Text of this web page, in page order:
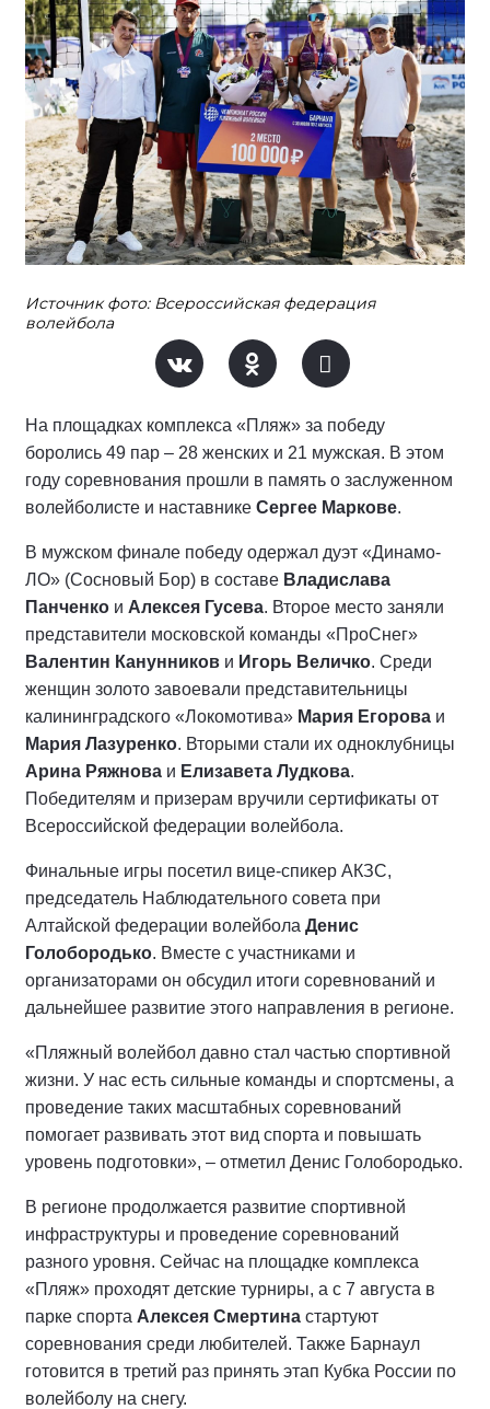
Источник фото: Всероссийская федерация
волейбола
На площадках комплекса «Пляж» за победу
боролись 49 пар – 28 женских и 21 мужская. В этом
году соревнования прошли в память о заслуженном
волейболисте и наставнике Сергее Маркове.
В мужском финале победу одержал дуэт «Динамо-
ЛО» (Сосновый Бор) в составе Владислава
Панченко и Алексея Гусева. Второе место заняли
представители московской команды «ПроСнег»
Валентин Канунников и Игорь Величко. Среди
женщин золото завоевали представительницы
калининградского «Локомотива» Мария Егорова и
Мария Лазуренко. Вторыми стали их одноклубницы
Арина Ряжнова и Елизавета Лудкова.
Победителям и призерам вручили сертификаты от
Всероссийской федерации волейбола.
Финальные игры посетил вице-спикер АКЗС,
председатель Наблюдательного совета при
Алтайской федерации волейбола Денис
Голобородько. Вместе с участниками и
организаторами он обсудил итоги соревнований и
дальнейшее развитие этого направления в регионе.
«Пляжный волейбол давно стал частью спортивной
жизни. У нас есть сильные команды и спортсмены, а
проведение таких масштабных соревнований
помогает развивать этот вид спорта и повышать
уровень подготовки», – отметил Денис Голобородько.
В регионе продолжается развитие спортивной
инфраструктуры и проведение соревнований
разного уровня. Сейчас на площадке комплекса
«Пляж» проходят детские турниры, а с 7 августа в
парке спорта Алексея Смертина стартуют
соревнования среди любителей. Также Барнаул
готовится в третий раз принять этап Кубка России по
волейболу на снегу.